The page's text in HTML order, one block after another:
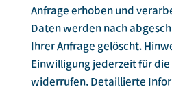
Anfrage erhoben und
Daten werden nach
Ihrer Anfrage gelöscht.
Einwilligung jederzeit für
widerrufen. Detaillierte